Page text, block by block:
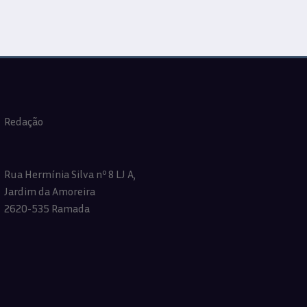
Redação
Rua Hermínia Silva nº 8 LJ A,
Jardim da Amoreira
2620-535 Ramada